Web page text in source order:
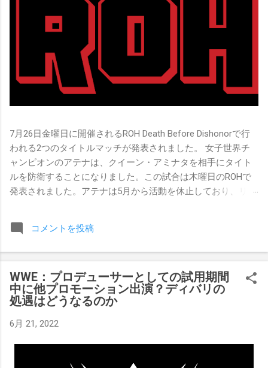
7月26日金曜日に開催されるROH Death Before Dishonorで行
われる2つのタイトルマッチが発表されました。 女子世界チ
ャンピオンのアテナは、クイーン・アミナタを相手にタイト
ルを防衛することになりました。この試合は木曜日のROHで
発表されました。アテナは5月から活動を休止しており、リン
女子世界チャンピオンは5月の最後の試合で怪我の恐怖に苦し
みましたが、それはストーリーの中で誇張されています。 ア
でタイトルを防衛します。PPVでレッド・ベルベッドを相手
にROH Women's TV 王座の防衛戦を行います。 木曜日の放送
では、リー・モリアーティーがROH Pure Championship
Proving Groundの試合でウィーラー・ユータとタイムリミット
で引き分けたので、チャンピオンシップへのチャンスを手に
コメントを投稿
WWE：プロデューサーとしての試用期間
中に他プロモーション出演？ディバリの
処遇はどうなるのか
6月 21, 2022